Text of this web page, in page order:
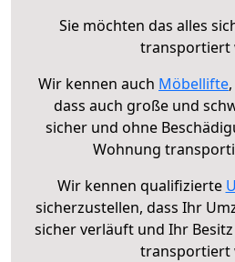
Sie möchten das alles
transportiert
Wir kennen auch Möbellifte
dass auch große und
sicher und ohne
Wohnung
Wir kennen qualifizierte
sicherzustellen, dass Ihr
sicher verläuft und Ihr
transportiert